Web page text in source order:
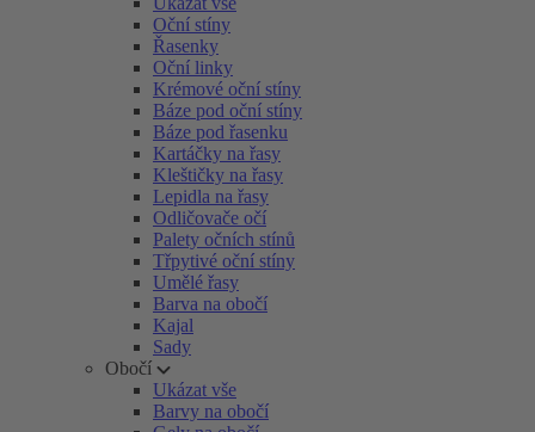
Oční stíny
Řasenky
Oční linky
Krémové oční stíny
Báze pod oční stíny
Báze pod řasenku
Kartáčky na řasy
Kleštičky na řasy
Lepidla na řasy
Odličovače očí
Palety očních stínů
Třpytivé oční stíny
Umělé řasy
Barva na obočí
Kajal
Sady
Obočí
Ukázat vše
Barvy na obočí